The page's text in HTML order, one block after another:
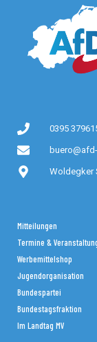
0395
Woldegker
Mitteilungen
Termine &
Werbemittelshop
Jugendorganisation
Bundespartei
Bundestagsfraktion
Im Landtag MV